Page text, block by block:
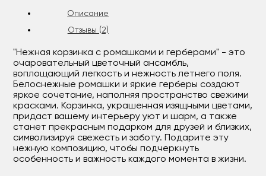
Описание
Отзывы (2)
"Нежная корзинка с ромашками и герберами" - это
очаровательный цветочный ансамбль,
воплощающий легкость и нежность летнего поля.
Белоснежные ромашки и яркие герберы создают
яркое сочетание, наполняя пространство свежими
красками. Корзинка, украшенная изящными цветами,
придаст вашему интерьеру уют и шарм, а также
станет прекрасным подарком для друзей и близких,
символизируя свежесть и заботу. Подарите эту
нежную композицию, чтобы подчеркнуть
особенность и важность каждого момента в жизни.